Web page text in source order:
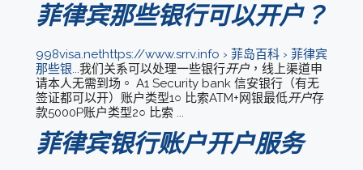
菲律宾那些银行可以开户？
998visa.nethttps://www.srrv.info › 菲岛百科 › 菲律宾
那些银...我们关系可以处理一些银行开户，线上渠道申
请本人无需到场。 A1 Security bank 信安银行（有无
签证都可以开）账户类型1○ 比索ATM+网银最低开户存
款5000P账户类型2○ 比索 ...
菲律宾银行账户开户服务